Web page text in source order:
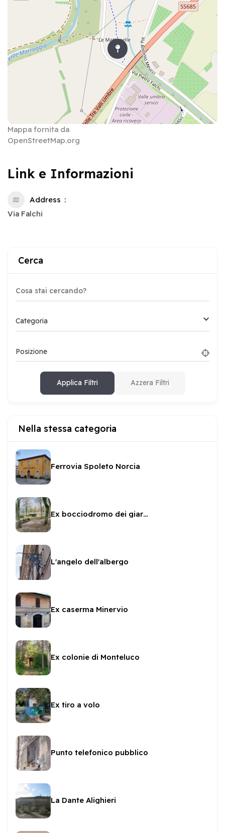
Mappa fornita da
OpenStreetMap.org
Link e Informazioni
Address
Via Falchi
Cerca
Categoria
Posizione
Applica Filtri Azzera Filtri
Nella stessa categoria
Ferrovia Spoleto Norcia
Ex bocciodromo dei giardini
L'angelo dell'albergo
Ex caserma Minervio
Ex colonie di Monteluco
Ex tiro a volo
Punto telefonico pubblico
La Dante Alighieri